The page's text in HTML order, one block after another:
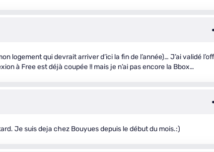
logement qui devrait arriver d’ici la fin de l’année)… J’ai validé
à Free est déjà coupée !! mais je n’ai pas encore la Bbox…
Je suis deja chez Bouyues depuis le début du mois.:)